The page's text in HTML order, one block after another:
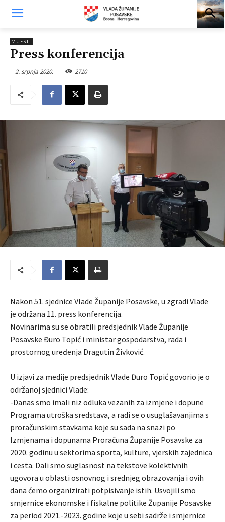
VIJESTI
Press konferencija
2. srpnja 2020. 2710
Nakon 51. sjednice Vlade Županije Posavske, u zgradi Vlade
je održana 11. press konferencija.
Novinarima su se obratili predsjednik Vlade Županije
Posavske Đuro Topić i ministar gospodarstva, rada i
prostornog uređenja Dragutin Živković.
U izjavi za medije predsjednik Vlade Đuro Topić govorio je o
održanoj sjednici Vlade:
-Danas smo imali niz odluka vezanih za izmjene i dopune
Programa utroška sredstava, a radi se o usuglašavanjima s
proračunskim stavkama koje su sada na snazi po
Izmjenama i dopunama Proračuna Županije Posavske za
2020. godinu u sektorima sporta, kulture, vjerskih zajednica
i cesta. Dali smo suglasnost na tekstove kolektivnih
ugovora u oblasti osnovnog i srednjeg obrazovanja i ovih
dana ćemo organizirati potpisivanje istih. Usvojili smo
smjernice ekonomske i fiskalne politike Županije Posavske
za period 2021.-2023. godine koje u sebi sadrže i smjernice